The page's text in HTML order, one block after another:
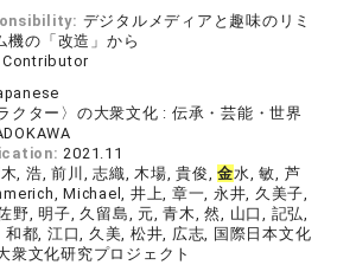
デジタルメディアと趣味のリミ
機の「改造」から
Contributor
クター〉の大衆文化 : 伝承・芸能・世界
2021.11
, 浩, 前川, 志織, 木場, 貴俊,金水, 敏, 芦
Michael, 井上, 章一, 永井, 久美子,
野, 明子, 久留島, 元, 青木, 然, 山口, 記弘,
和都, 江口, 久美, 松井, 広志, 国際日本文化
衆文化研究プロジェクト